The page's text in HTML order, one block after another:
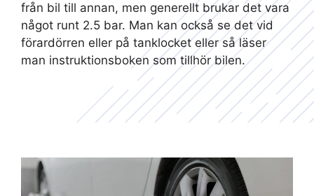
från bil till annan, men generellt brukar det vara
något runt 2.5 bar. Man kan också se det vid
förardörren eller på tanklocket eller så läser
man instruktionsboken som tillhör bilen.